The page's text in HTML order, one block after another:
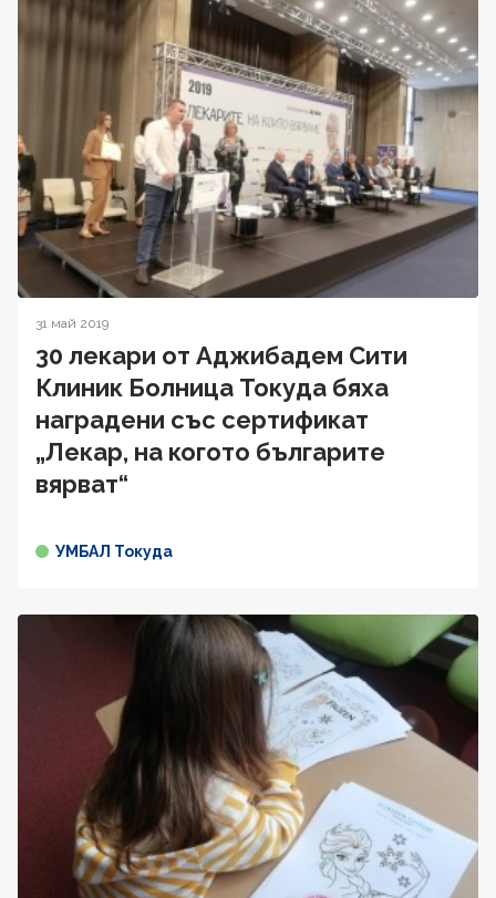
31 май 2019
30 лекари от Аджибадем Сити
Клиник Болница Токуда бяха
наградени със сертификат
„Лекар, на когото българите
вярват“
УМБАЛ Токуда